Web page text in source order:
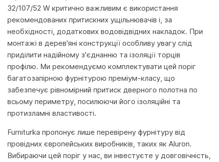
32/107/52 W критично важливим є використання
рекомендованих притискних ущільнювачів і, за
необхідності, додаткових водовідвідних накладок. При
монтажі в дерев'яні конструкції особливу увагу слід
приділити надійному з'єднанню та ізоляції торців
профілю. Ми рекомендуємо комплектувати цей поріг
багатозапірною фурнітурою преміум-класу, що
забезпечує рівномірний притиск дверного полотна по
всьому периметру, посилюючи його ізоляційні та
протизламні властивості.
Furniturka пропонує лише перевірену фурнітуру від
провідних європейських виробників, таких як Aluron.
Вибираючи цей поріг у нас, ви інвестуєте у довговічність,